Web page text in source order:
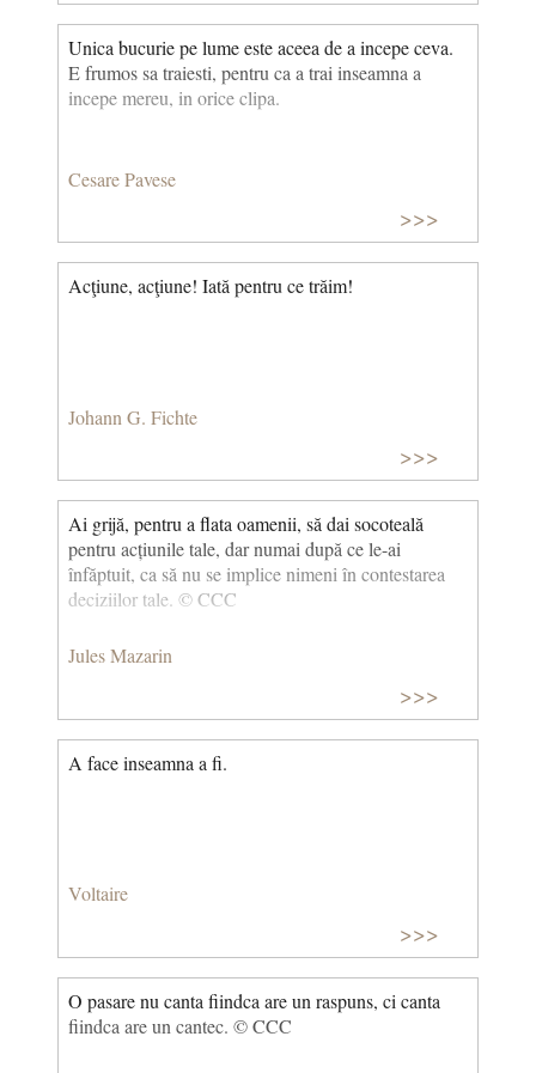
Unica bucurie pe lume este aceea de a incepe ceva.
E frumos sa traiesti, pentru ca a trai inseamna a
incepe mereu, in orice clipa.
Cesare Pavese
>>>
Acţiune, acţiune! Iată pentru ce trăim!
Johann G. Fichte
>>>
Ai grijă, pentru a flata oamenii, să dai socoteală
pentru acțiunile tale, dar numai după ce le-ai
înfăptuit, ca să nu se implice nimeni în contestarea
deciziilor tale. © CCC
Jules Mazarin
>>>
A face inseamna a fi.
Voltaire
>>>
O pasare nu canta fiindca are un raspuns, ci canta
fiindca are un cantec. © CCC